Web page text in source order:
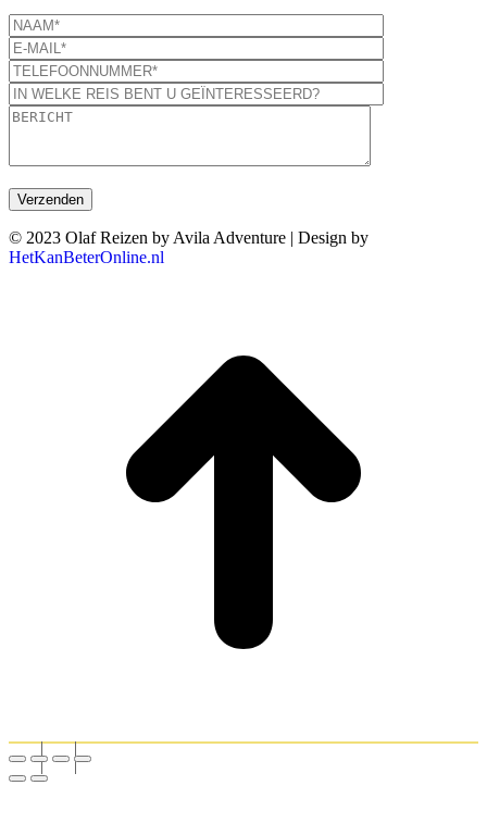
© 2023 Olaf Reizen by Avila Adventure | Design by
HetKanBeterOnline.nl